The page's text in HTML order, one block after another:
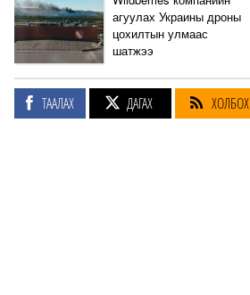
агуулах Украины дроны
цохилтын улмаас
шатжээ
Элэгний өөхлөлт
ТААЛАХ ДАГАХ ХОЛБОХ